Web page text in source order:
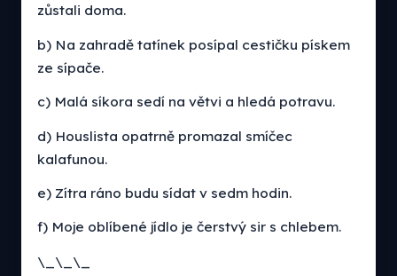
zůstali doma.
b) Na zahradě tatínek posípal cestičku pískem
ze sípače.
c) Malá síkora sedí na větvi a hledá potravu.
d) Houslista opatrně promazal smíčec
kalafunou.
e) Zítra ráno budu sídat v sedm hodin.
f) Moje oblíbené jídlo je čerstvý sir s chlebem.
\_\_\_